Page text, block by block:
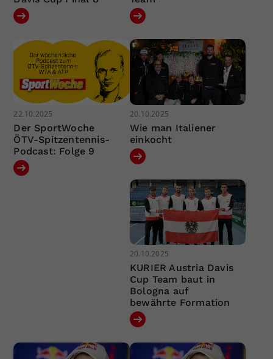
22.10.2025
Der SportWoche
ÖTV-Spitzentennis-
Podcast: Folge 9
20.10.2025
Wie man Italiener
einkocht
20.10.2025
KURIER Austria Davis
Cup Team baut in
Bologna auf
bewährte Formation